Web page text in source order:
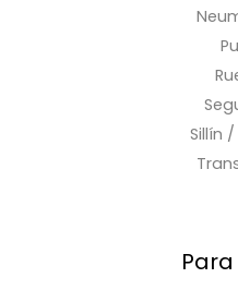
Sillín